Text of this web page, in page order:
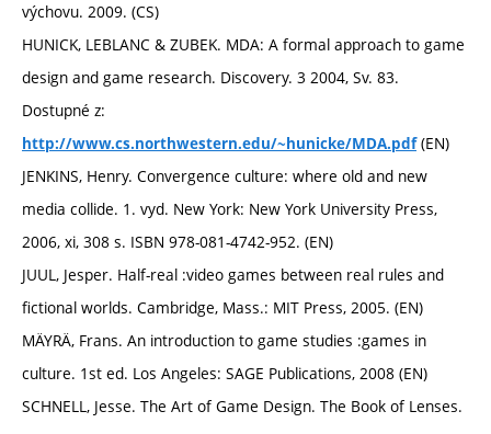
výchovu. 2009. (CS)
HUNICK, LEBLANC & ZUBEK. MDA: A formal approach to game
design and game research. Discovery. 3 2004, Sv. 83.
Dostupné z:
http://www.cs.northwestern.edu/~hunicke/MDA.pdf(EN)
JENKINS, Henry. Convergence culture: where old and new
media collide. 1. vyd. New York: New York University Press,
2006, xi, 308 s. ISBN 978-081-4742-952. (EN)
JUUL, Jesper. Half-real :video games between real rules and
fictional worlds. Cambridge, Mass.: MIT Press, 2005. (EN)
MÄYRÄ, Frans. An introduction to game studies :games in
culture. 1st ed. Los Angeles: SAGE Publications, 2008 (EN)
SCHNELL, Jesse. The Art of Game Design. The Book of Lenses.